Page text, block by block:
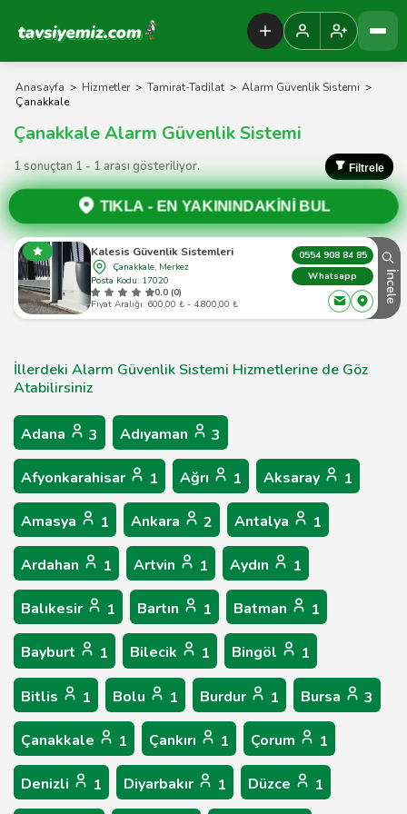
Tavsiyemiz Anasayfa
Anasayfa > Hizmetler > Tamirat-Tadilat > Alarm Güvenlik Sistemi >
Çanakkale
Çanakkale Alarm Güvenlik Sistemi
1 sonuçtan 1 - 1 arası gösteriliyor. Filtrele
TIKLA - EN YAKININDAKİNİ BUL
Kalesis Güvenlik Sistemleri
Çanakkale, Merkez
Posta Kodu: 17020
0.0 (0)
Fiyat Aralığı: 600,00 ₺ - 4.800,00 ₺
0554 908 84 85
Whatsapp
İncele
İllerdeki Alarm Güvenlik Sistemi Hizmetlerine de Göz
Atabilirsiniz
Adana 3 Adıyaman 3
Afyonkarahisar 1 Ağrı 1 Aksaray 1
Amasya 1 Ankara 2 Antalya 1
Ardahan 1 Artvin 1 Aydın 1
Balıkesir 1 Bartın 1 Batman 1
Bayburt 1 Bilecik 1 Bingöl 1
Bitlis 1 Bolu 1 Burdur 1 Bursa 3
Çanakkale 1 Çankırı 1 Çorum 1
Denizli 1 Diyarbakır 1 Düzce 1